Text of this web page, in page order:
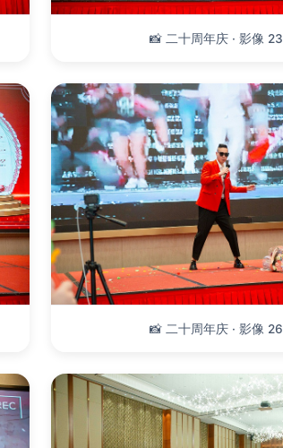
📸 二十周年庆 · 影像 23
📸 二十周年庆 · 影像 26